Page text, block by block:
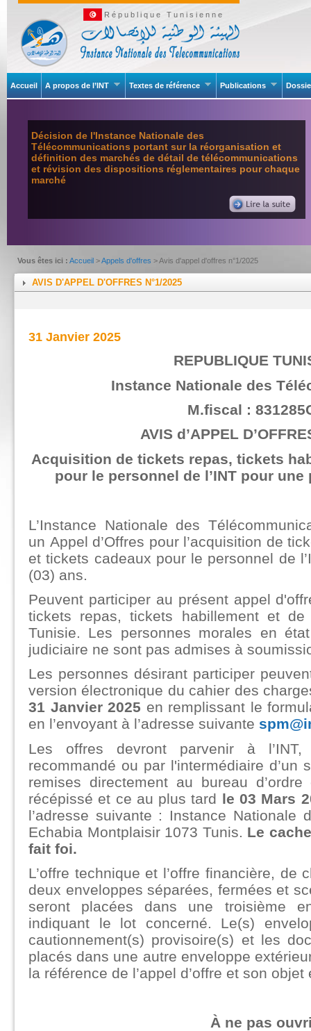
République Tunisienne
Accueil A propos de l’INT Textes de référence Publications
Décision de l'Instance Nationale des
Télécommunications portant sur la réorganisation et
définition des marchés de détail de télécommunications
et révision des dispositions réglementaires pour chaque
marché
Vous êtes ici : Accueil >Appels d'offres > Avis d'appel d'offres n°1/2025
AVIS D'APPEL D'OFFRES N°1/2025
31 Janvier 2025
REPUBLIQUE
Instance Nationale des
M.fiscal :
AVIS d’APPEL
Acquisition de tickets repas, tickets
pour le personnel de l’INT pour une
L’Instance Nationale des
un Appel d’Offres pour l’acquisition de
et tickets cadeaux pour le personnel de
(03) ans.
Peuvent participer au présent appel
tickets repas, tickets habillement et
Tunisie. Les personnes morales en
judiciaire ne sont pas admises à
Les personnes désirant participer
version électronique du cahier des
31 Janvier 2025 en remplissant le
en l’envoyant à l’adresse suivante
Les offres devront parvenir à
recommandé ou par l'intermédiaire d’un
remises directement au bureau
récépissé et ce au plus tard le 03 Mars
l’adresse suivante : Instance Nationale
Echabia Montplaisir 1073 Tunis. Le
fait foi.
L’offre technique et l’offre financière, de
deux enveloppes séparées, fermées et
seront placées dans une troisième
indiquant le lot concerné. Le(s)
cautionnement(s) provisoire(s) et les
placés dans une autre enveloppe
la référence de l’appel d’offre et son
À ne pas